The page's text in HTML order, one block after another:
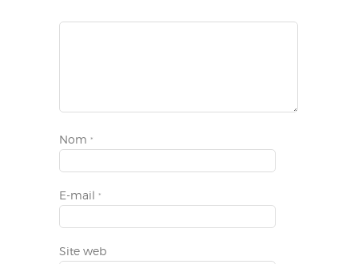
Nom *
E-mail *
Site web